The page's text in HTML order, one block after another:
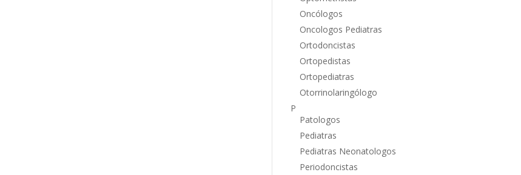
Oncólogos
Oncologos Pediatras
Ortodoncistas
Ortopedistas
Ortopediatras
Otorrinolaringólogo
P
Patologos
Pediatras
Pediatras Neonatologos
Periodoncistas